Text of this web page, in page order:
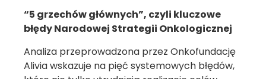
“5 grzechów głównych”, czyli kluczowe
błędy Narodowej Strategii Onkologicznej
Analiza przeprowadzona przez Onkofundację
Alivia wskazuje na pięć systemowych błędów,